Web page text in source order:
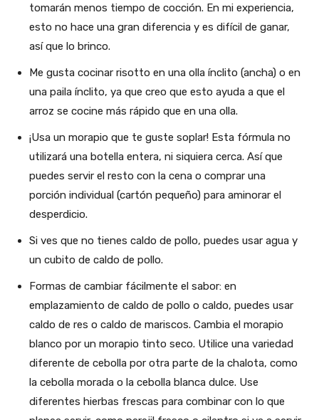
tomarán menos tiempo de cocción. En mi experiencia,
esto no hace una gran diferencia y es difícil de ganar,
así que lo brinco.
Me gusta cocinar risotto en una olla ínclito (ancha) o en
una paila ínclito, ya que creo que esto ayuda a que el
arroz se cocine más rápido que en una olla.
¡Usa un morapio que te guste soplar! Esta fórmula no
utilizará una botella entera, ni siquiera cerca. Así que
puedes servir el resto con la cena o comprar una
porción individual (cartón pequeño) para aminorar el
desperdicio.
Si ves que no tienes caldo de pollo, puedes usar agua y
un cubito de caldo de pollo.
Formas de cambiar fácilmente el sabor: en
emplazamiento de caldo de pollo o caldo, puedes usar
caldo de res o caldo de mariscos. Cambia el morapio
blanco por un morapio tinto seco. Utilice una variedad
diferente de cebolla por otra parte de la chalota, como
la cebolla morada o la cebolla blanca dulce. Use
diferentes hierbas frescas para combinar con lo que